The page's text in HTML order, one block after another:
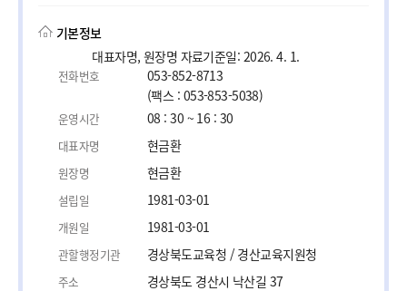
기본정보
대표자명, 원장명 자료기준일: 2026. 4. 1.
전화번호
053-852-8713
(팩스 : 053-853-5038)
운영시간 08 : 30 ~ 16 : 30
대표자명 현금환
원장명 현금환
설립일 1981-03-01
개원일 1981-03-01
관할행정기관 경상북도교육청 / 경산교육지원청
주소 경상북도 경산시 낙산길 37